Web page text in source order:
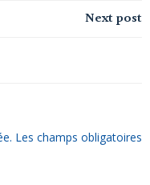
Next post
Les champs obligatoires